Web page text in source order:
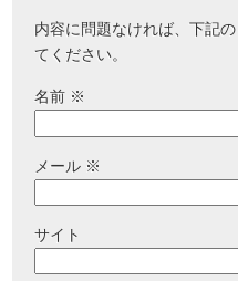
内容に問題なければ、下記
てください。
名前 ※
メール ※
サイト